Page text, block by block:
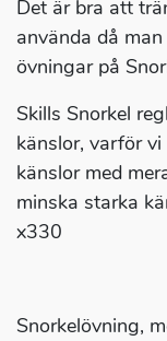
Det är bra att
använda då
övningar på
Skills Snorkel
känslor, varför
känslor med
minska starka
x330
Snorkelövning,